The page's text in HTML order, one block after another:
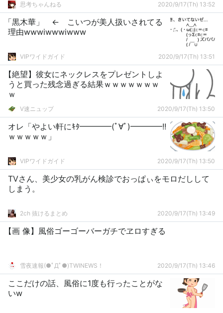
思考ちゃんねる 2020/9/17(Th) 13:52
「黒木華」 ← こいつが美人扱いされてる
理由wwwiwwwiwww
VIPワイドガイド 2020/9/17(Th) 13:51
【絶望】彼女にネックレスをプレゼントしよ
うと買った残念過ぎる結果ｗｗｗｗｗｗｗ
ｗ
V速ニュップ 2020/9/17(Th) 13:50
オレ「やよい軒にｷﾀ━━━━(ﾟ∀ﾟ)━━━━!!
ｗｗｗｗｗ」
VIPワイドガイド 2020/9/17(Th) 13:50
TVさん、美少女の乳がん検診でおっぱぃをモロだしして
しまう。
2ch 抜けるまとめ 2020/9/17(Th) 13:49
【画 像】風俗ゴーゴーバーガチでヱロすぎる
雪夜速報(●ﾟДﾟ●)TWINEWS！ 2020/9/17(Th) 13:46
ここだけの話、風俗に1度も行ったことがな
いw